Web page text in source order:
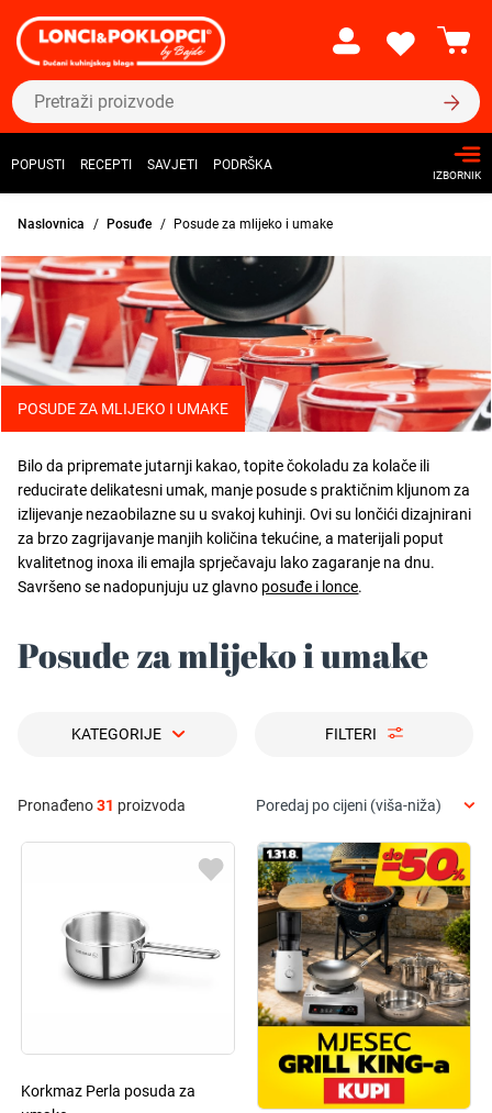
POPUSTI RECEPTI SAVJETI PODRŠKA
IZBORNIK
Naslovnica Posuđe Posude za mlijeko i umake
POSUDE ZA MLIJEKO I UMAKE
Bilo da pripremate jutarnji kakao, topite čokoladu za kolače ili
reducirate delikatesni umak, manje posude s praktičnim kljunom za
izlijevanje nezaobilazne su u svakoj kuhinji. Ovi su lončići dizajnirani
za brzo zagrijavanje manjih količina tekućine, a materijali poput
kvalitetnog inoxa ili emajla sprječavaju lako zagaranje na dnu.
Savršeno se nadopunjuju uz glavno posuđe i lonce.
Posude za mlijeko i umake
KATEGORIJE FILTERI
Pronađeno31 proizvoda Poredaj po cijeni (viša-niža)
Korkmaz Perla posuda za